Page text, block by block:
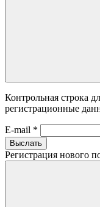
Контрольная строка
регистрационные
E-mail *
Выслать
Регистрация нового